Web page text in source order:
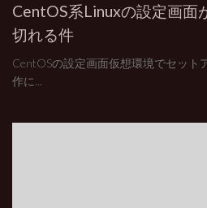
CentOS系Linuxの設定画面
切れる件
CentOSの設定画面仮想環境でセット
作に...